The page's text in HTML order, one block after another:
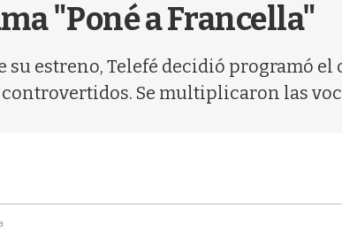
"Poné a Francella"
su estreno, Telefé decidió programó
Se multiplicaron las